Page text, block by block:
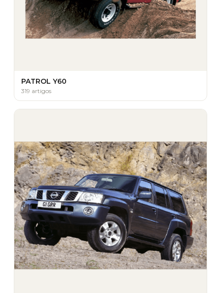
PATROL Y60
319 artigos